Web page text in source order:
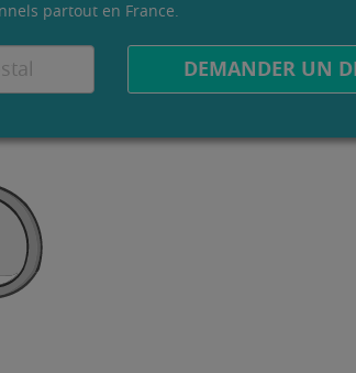
partout en France.
DEMANDER UN